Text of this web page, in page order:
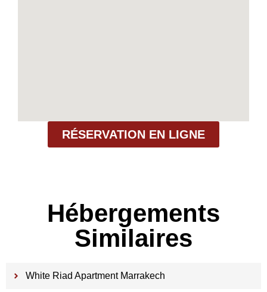
RÉSERVATION EN LIGNE
Hébergements
Similaires
White Riad Apartment Marrakech